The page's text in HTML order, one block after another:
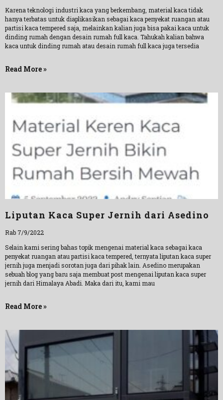
Karena teknologi industri kaca yang berkembang, material kaca tidak
hanya terbatas untuk diaplikasikan sebagai kaca penyekat ruangan atau
partisi kaca tempered saja, melainkan kalian juga bisa pakai kaca untuk
dinding rumah dengan desain rumah full kaca. Tahukah kalian bahwa
kaca untuk dinding rumah atau desain rumah full kaca juga tersedia
Read More »
Liputan Kaca Super Jernih dari Asedino
Rab 7/9/2022
Selain kami sering bahas topik mengenai material kaca sebagai kaca
penyekat ruangan atau partisi kaca tempered, ternyata liputan kaca super
jernih juga menjadi sorotan juga dari pihak lain. Asedino merupakan
sebuah blog yang baru saja membuat post mengenai liputan kaca super
jernih dari Himalaya Abadi. Maka dari itu, kami mau
Read More »